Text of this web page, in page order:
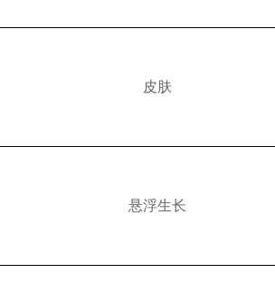
皮肤
悬浮生长